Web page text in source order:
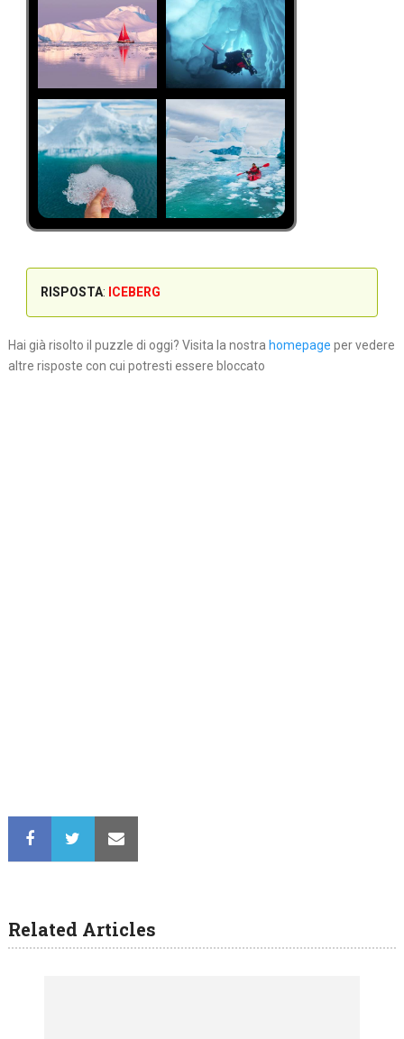
RISPOSTA: ICEBERG
Hai già risolto il puzzle di oggi? Visita la nostra homepage per vedere
altre risposte con cui potresti essere bloccato
Related Articles